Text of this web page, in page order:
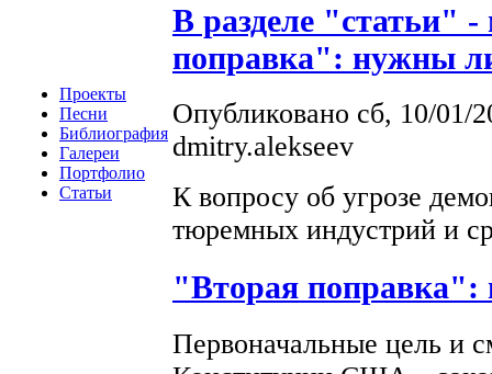
Проекты
Песни
Библиография
Галереи
Портфолио
Статьи
В разделе "статьи"
поправка": нужны
Опубликовано сб, 10/01/
dmitry.alekseev
К вопросу об угрозе
тюремных индустрий и
"Вторая поправка":
Первоначальные цель и